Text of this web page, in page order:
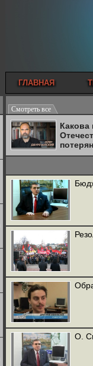
ГЛАВНАЯ
Смотреть все
О.